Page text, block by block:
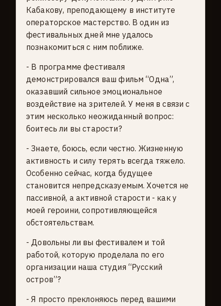
Кабакову, преподающему в институте
операторское мастерство. В один из
фестивальных дней мне удалось
познакомиться с ним поближе.
- В программе фестиваля
демонстрировался ваш фильм “Одна”,
оказавший сильное эмоциональное
воздействие на зрителей. У меня в связи с
этим несколько неожиданный вопрос:
боитесь ли вы старости?
- Знаете, боюсь, если честно. Жизненную
активность и силу терять всегда тяжело.
Особенно сейчас, когда будущее
становится непредсказуемым. Хочется не
пассивной, a активной старости - как у
моей героини, сопротивляющейся
обстоятельствам.
- Довольны ли вы фестивалем и той
работой, которую проделала по его
организации наша студия “Русский
остров”?
- Я просто преклоняюсь перед вашими